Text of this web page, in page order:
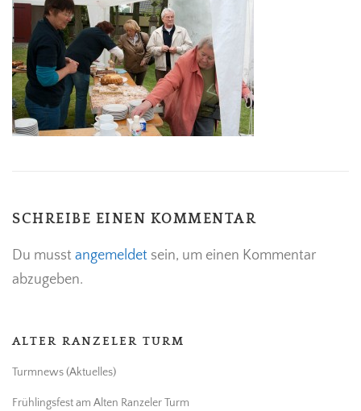
SCHREIBE EINEN KOMMENTAR
Du musst angemeldet sein, um einen Kommentar
abzugeben.
ALTER RANZELER TURM
Turmnews (Aktuelles)
Frühlingsfest am Alten Ranzeler Turm